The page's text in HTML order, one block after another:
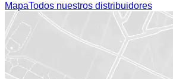
MapaTodos nuestros distribuidores